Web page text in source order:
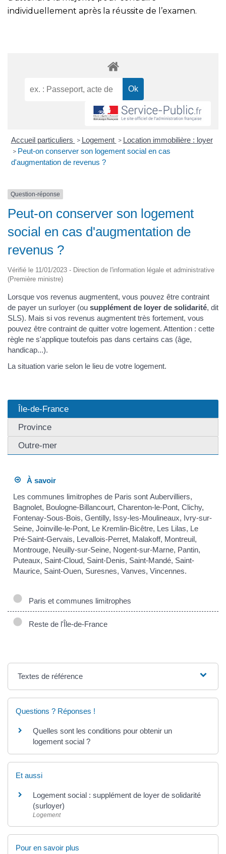
individuellement après la réussite de l’examen.
Accueil particuliers > Logement > Location immobilière : loyer
> Peut-on conserver son logement social en cas
d'augmentation de revenus ?
Question-réponse
Peut-on conserver son logement
social en cas d'augmentation de
revenus ?
Vérifié le 11/01/2023 - Direction de l'information légale et administrative
(Première ministre)
Lorsque vos revenus augmentent, vous pouvez être contraint
de payer un surloyer (ou supplément de loyer de solidarité, dit
SLS). Mais si vos revenus augmentent très fortement, vous
pouvez être contraint de quitter votre logement. Attention : cette
règle ne s'applique toutefois pas dans certains cas (âge,
handicap...).
La situation varie selon le lieu de votre logement.
Île-de-France
Province
Outre-mer
À savoir
Les communes limitrophes de Paris sont Aubervilliers,
Bagnolet, Boulogne-Billancourt, Charenton-le-Pont, Clichy,
Fontenay-Sous-Bois, Gentilly, Issy-les-Moulineaux, Ivry-sur-
Seine, Joinville-le-Pont, Le Kremlin-Bicêtre, Les Lilas, Le
Pré-Saint-Gervais, Levallois-Perret, Malakoff, Montreuil,
Montrouge, Neuilly-sur-Seine, Nogent-sur-Marne, Pantin,
Puteaux, Saint-Cloud, Saint-Denis, Saint-Mandé, Saint-
Maurice, Saint-Ouen, Suresnes, Vanves, Vincennes.
Paris et communes limitrophes
Reste de l'Île-de-France
Textes de référence
Questions ? Réponses !
Quelles sont les conditions pour obtenir un
logement social ?
Et aussi
Logement social : supplément de loyer de solidarité
(surloyer)
Logement
Pour en savoir plus